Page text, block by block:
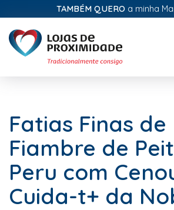
TAMBÉM QUEROa minha
Fatias Finas de
Fiambre de
Peru com
Cuida-t+ da